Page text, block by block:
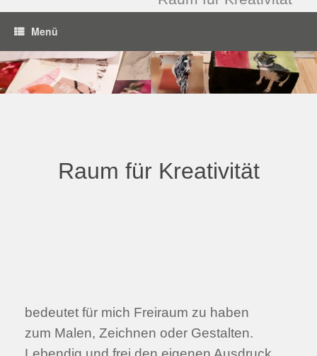
Menü
Raum für Kreativität
bedeutet für mich Freiraum zu haben
zum Malen, Zeichnen oder Gestalten.